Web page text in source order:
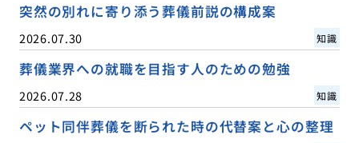
突然の別れに寄り添う葬儀前説の構成案
2026.07.30 知識
葬儀業界への就職を目指す人のための勉強
2026.07.28 知識
ペット同伴葬儀を断られた時の代替案と心の整理